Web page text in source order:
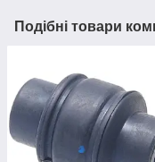
Подібні товари